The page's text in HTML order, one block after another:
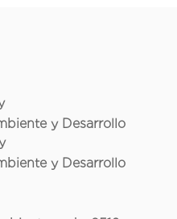
y Desarrollo
y Desarrollo